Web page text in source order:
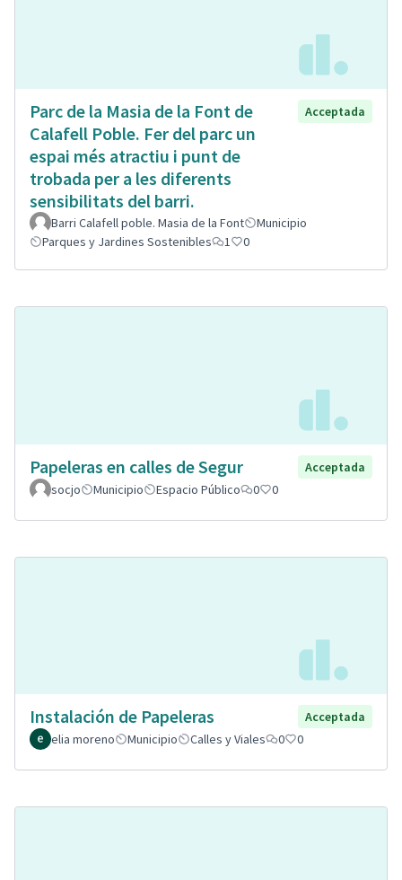
Parc de la Masia de la Font de
Calafell Poble. Fer del parc un
espai més atractiu i punt de
trobada per a les diferents
sensibilitats del barri.
Acceptada
Barri Calafell poble. Masia de la Font
Municipio
Parques y Jardines Sostenibles
1 0
Papeleras en calles de Segur
Acceptada
socjo
Municipio Espacio Público 0 0
Instalación de Papeleras
Acceptada
elia moreno
Municipio Calles y Viales 0 0